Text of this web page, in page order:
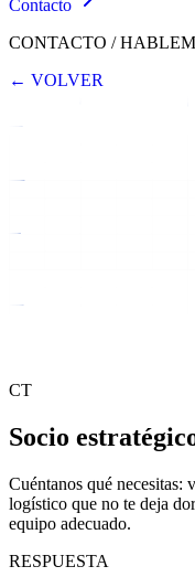
Contacto
CONTACTO /
← VOLVER
CT
Socio
Cuéntanos qué necesitas:
logístico que no te deja
equipo adecuado.
RESPUESTA